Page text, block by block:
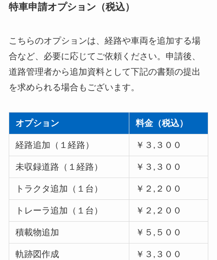
特車申請オプション（税込）
こちらのオプションは、経路や車両を追加する場
合など、必要に応じてご依頼ください。申請後、
道路管理者から追加資料として下記の書類の提出
を求められる場合もございます。
オプション 料金（税込）
経路追加（１経路） ￥３,３００
未収録道路（１経路） ￥３,３００
トラクタ追加（１台） ￥２,２００
トレーラ追加（１台） ￥２,２００
積載物追加 ￥５,５００
軌跡図作成 ￥３,３００